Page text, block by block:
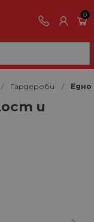
0
Гардероби
и